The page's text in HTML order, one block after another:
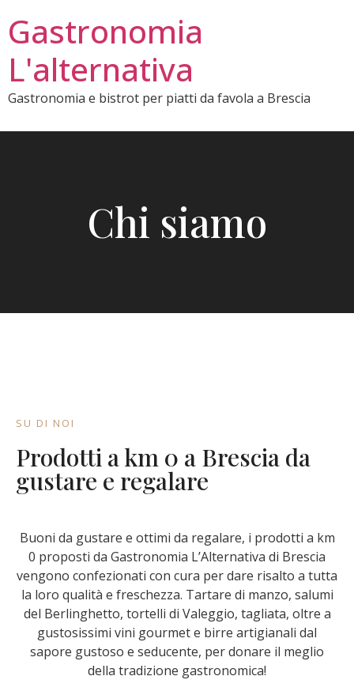
Gastronomia
L'alternativa
Gastronomia e bistrot per piatti da favola a Brescia
Chi siamo
SU DI NOI
Prodotti a km 0 a Brescia da
gustare e regalare
Buoni da gustare e ottimi da regalare, i prodotti a km
0 proposti da Gastronomia L’Alternativa di Brescia
vengono confezionati con cura per dare risalto a tutta
la loro qualità e freschezza. Tartare di manzo, salumi
del Berlinghetto, tortelli di Valeggio, tagliata, oltre a
gustosissimi vini gourmet e birre artigianali dal
sapore gustoso e seducente, per donare il meglio
della tradizione gastronomica!